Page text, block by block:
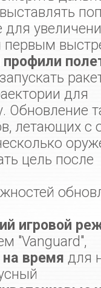
первым
для
Обновление
летающих с
цель после
игровой
"Vanguard",
время для